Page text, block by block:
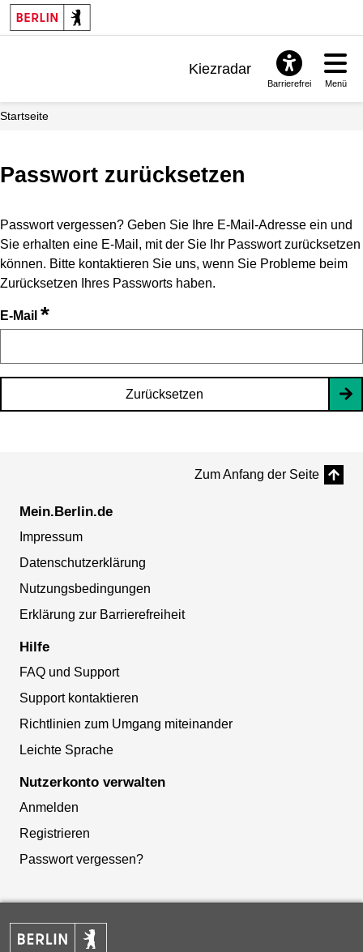
Kiezradar
Barrierefrei Menü
Startseite
Passwort zurücksetzen
Passwort vergessen? Geben Sie Ihre E-Mail-Adresse ein und
Sie erhalten eine E-Mail, mit der Sie Ihr Passwort zurücksetzen
können. Bitte kontaktieren Sie uns, wenn Sie Probleme beim
Zurücksetzen Ihres Passworts haben.
E-Mail *
Zurücksetzen
Zum Anfang der Seite
Mein.Berlin.de
Impressum
Datenschutzerklärung
Nutzungsbedingungen
Erklärung zur Barrierefreiheit
Hilfe
FAQ und Support
Support kontaktieren
Richtlinien zum Umgang miteinander
Leichte Sprache
Nutzerkonto verwalten
Anmelden
Registrieren
Passwort vergessen?